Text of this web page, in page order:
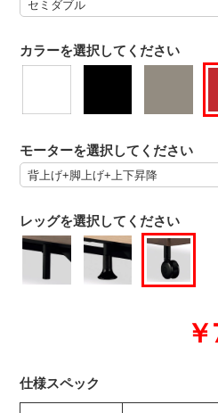
カラーを選択してください
モーターを選択してください
レッグを選択してください
仕様スペック